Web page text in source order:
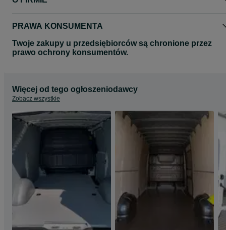
śruby i złącza.
*Zdjęcia umieszczone w aukcji mają charakter poglądowy
PRAWA KONSUMENTA
Twoje zakupy u przedsiębiorców są chronione przez
prawo ochrony konsumentów.
Więcej od tego ogłoszeniodawcy
Zobacz wszystkie